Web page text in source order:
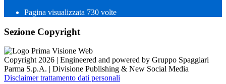
Pagina visualizzata 730 volte
Sezione Copyright
Copyright 2026 | Engineered and powered by Gruppo Spaggiari
Parma S.p.A. | Divisione Publishing & New Social Media
Disclaimer trattamento dati personali